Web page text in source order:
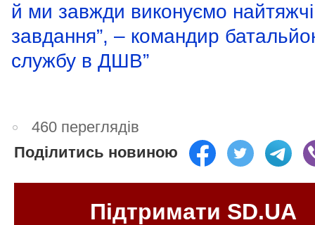
й ми завжди виконуємо найтяжчі
завдання”, – командир
службу в ДШВ”
460 переглядів
Поділитись новиною
Підтримати SD.UA